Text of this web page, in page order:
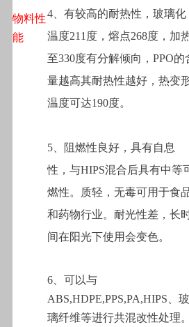
物料性
能
4 、有较高的耐热性，玻璃化
温度211度，熔点268度，加
至330度有分解倾向，PPO的
量越高其耐热性越好，热变
温度可达190度。
5 、阻燃性良好，具有自息
性，与HIPS混合后具有中等
燃性。质轻，无毒可用于食
和药物行业。耐光性差，长
间在阳光下使用会变色。
6 、可以与
ABS,HDPE,PPS,PA,HIPS、玻
璃纤维等进行共混改性处理。